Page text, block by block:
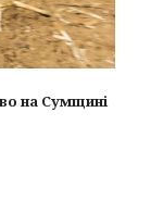
на Сумщині